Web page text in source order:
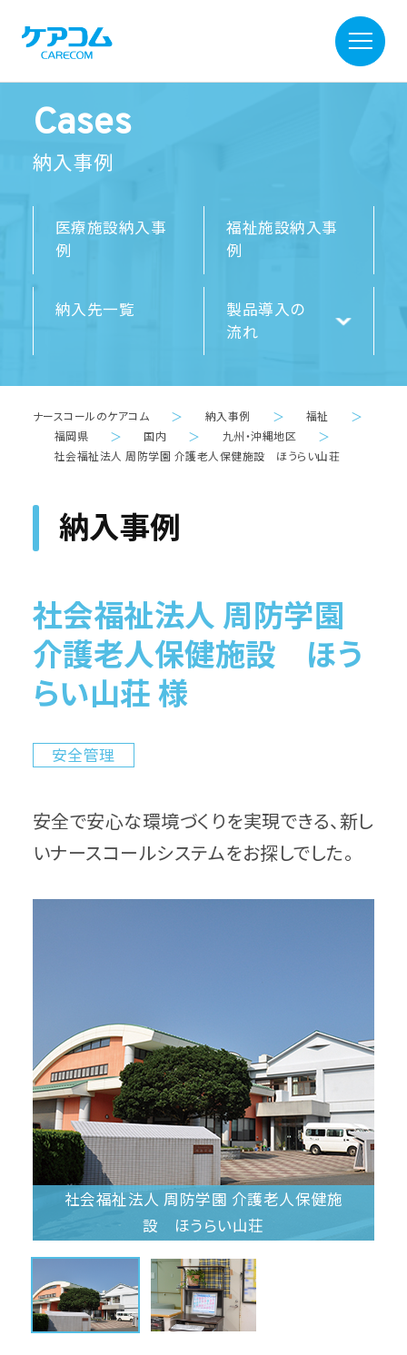
Cases
納入事例
医療施設納入事
例
福祉施設納入事
例
納入先一覧
製品導入の
流れ
ナースコールのケアコム ＞ 納入事例 ＞ 福祉 ＞
福岡県 ＞ 国内 ＞ 九州・沖縄地区 ＞
社会福祉法人 周防学園 介護老人保健施設 ほうらい山荘
納入事例
社会福祉法人 周防学園
介護老人保健施設 ほう
らい山荘 様
安全管理
安全で安心な環境づくりを実現できる、新し
いナースコールシステムをお探しでした。
社会福祉法人 周防学園 介護老人保健施
設 ほうらい山荘